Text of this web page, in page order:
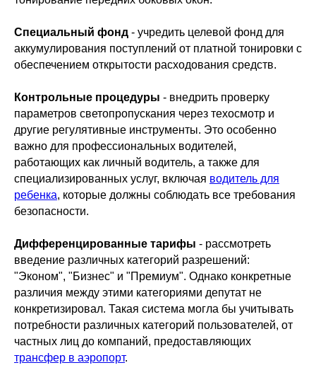
Специальный фонд - учредить целевой фонд для
аккумулирования поступлений от платной тонировки с
обеспечением открытости расходования средств.
Контрольные процедуры - внедрить проверку
параметров светопропускания через техосмотр и
другие регулятивные инструменты. Это особенно
важно для профессиональных водителей,
работающих как личный водитель, а также для
специализированных услуг, включая водитель для
ребенка, которые должны соблюдать все требования
безопасности.
Дифференцированные тарифы - рассмотреть
введение различных категорий разрешений:
"Эконом", "Бизнес" и "Премиум". Однако конкретные
различия между этими категориями депутат не
конкретизировал. Такая система могла бы учитывать
потребности различных категорий пользователей, от
частных лиц до компаний, предоставляющих
трансфер в аэропорт.